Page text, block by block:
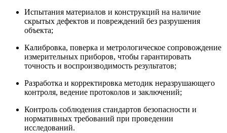
Испытания материалов и конструкций на наличие
скрытых дефектов и повреждений без разрушения
объекта;
Калибровка, поверка и метрологическое сопровождение
измерительных приборов, чтобы гарантировать
точность и воспроизводимость результатов;
Разработка и корректировка методик неразрушающего
контроля, ведение протоколов и заключений;
Контроль соблюдения стандартов безопасности и
нормативных требований при проведении
исследований.